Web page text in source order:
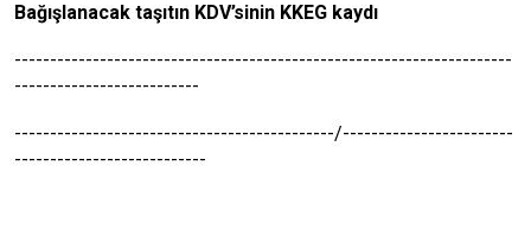
Bağışlanacak taşıtın KDV’sinin KKEG kaydı
----------------------------------------------------------------------
--------------------------
---------------------------------------------/------------------------
---------------------------